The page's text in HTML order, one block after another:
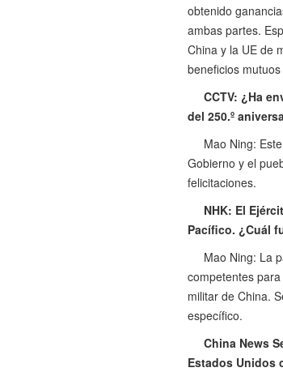
obtenido
ambas partes.
China y la UE de
beneficios
CCTV: ¿Ha
del 250.º
Mao Ning:
Gobierno y el
felicitaciones.
NHK: El
Pacífico. ¿Cuál
Mao Ning: La
competentes
militar de China.
específico.
China News
Estados Unidos